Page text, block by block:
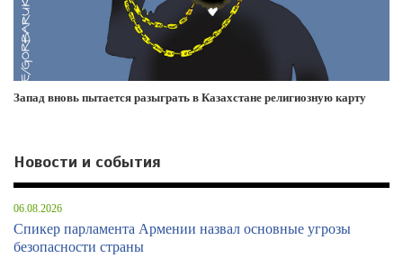
Запад вновь пытается разыграть в Казахстане религиозную карту
Новости и события
06.08.2026
Спикер парламента Армении назвал основные угрозы
безопасности страны